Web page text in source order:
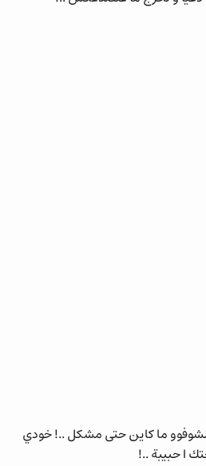
ما كاين حتى مشكل ..! خودي
ا حبيبة ..!